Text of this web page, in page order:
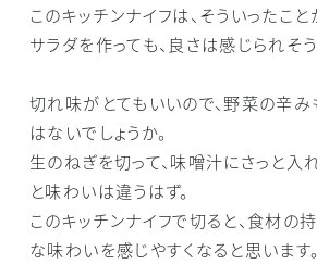
このキッチンナイフは、そういったこと
サラダを作っても、良さは感じられそう
切れ味がとてもいいので、野菜の辛み
はないでしょうか。
生のねぎを切って、味噌汁にさっと入
と味わいは違うはず。
このキッチンナイフで切ると、食材の
な味わいを感じやすくなると思います。